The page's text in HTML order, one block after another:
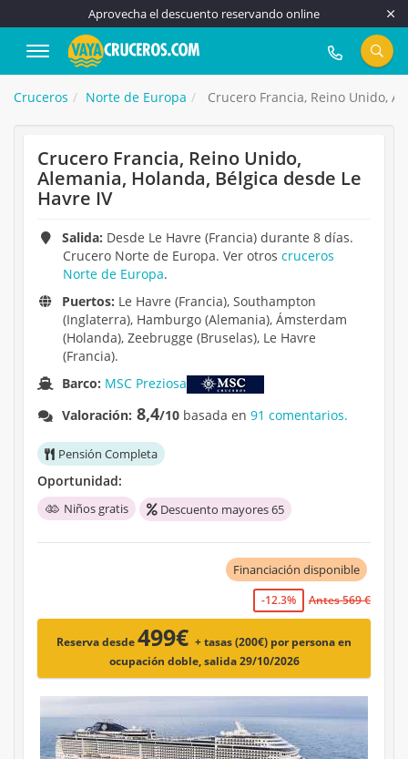
Aprovecha el descuento reservando online
917 815 555
Cruceros Norte de Europa Crucero Francia, Reino Unido,
Crucero Francia, Reino Unido,
Alemania, Holanda, Bélgica desde Le
Havre IV
Salida: Desde Le Havre (Francia) durante 8 días.
Crucero Norte de Europa. Ver otros cruceros
Norte de Europa.
Puertos: Le Havre (Francia), Southampton
(Inglaterra), Hamburgo (Alemania), Ámsterdam
(Holanda), Zeebrugge (Bruselas), Le Havre
(Francia).
Barco: MSC Preziosa
Valoración: 8,4/10 basada en91 comentarios.
Pensión Completa
Oportunidad:
Niños gratis Descuento mayores 65
Financiación disponible
-12.3% Antes 569 €
Reserva desde499€ + tasas (200€) por persona en
ocupación doble, salida 29/10/2026